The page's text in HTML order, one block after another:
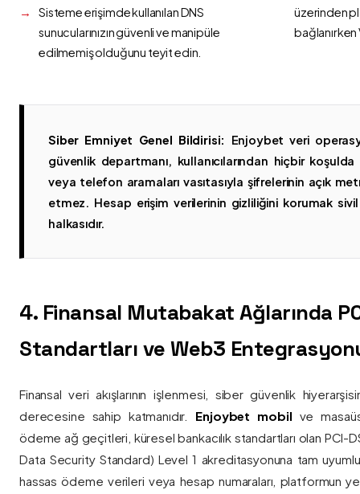
Sisteme erişimde kullanılan DNS
sunucularınızın güvenli ve manipüle
edilmemiş olduğunu teyit edin.
üzerinden
bağlanırken
Siber Emniyet Genel Bildirisi:
Enjoybet veri
güvenlik departmanı, kullanıcılarından hiçbir
veya telefon aramaları vasıtasıyla şifrelerinin açık
etmez. Hesap erişim verilerinin gizliliğini korumak
halkasıdır.
4. Finansal Mutabakat Ağlarında
Standartları ve Web3
Finansal veri akışlarının işlenmesi, siber güvenlik
derecesine sahip katmanıdır. Enjoybet mobil ve
ödeme ağ geçitleri, küresel bankacılık standartları olan PCI-
Data Security Standard) Level 1 akreditasyonuna tam
hassas ödeme verileri veya hesap numaraları, platformun